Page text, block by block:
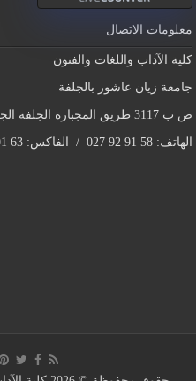
معلومات الاتصال
كلية الآداب واللغات والفنون
جامعة زيان عاشور بالجلفة
ص ب 3117 طريق المجبارة الجلفة الجزائر
الهاتف: 58 91 92 027 / الفاكس: 63 91 92 027